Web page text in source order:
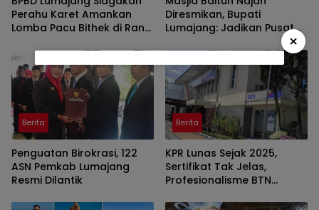
Perahu Karet Amankan
Lomba Pacu Bithek di Ranu
Diresmikan, Bupati
Lumajang: Jadikan Pusat
Berita
Penguatan Birokrasi, 122
ASN Pemkab Lumajang
Resmi Dilantik
Berita
KPR Lunas Sejak 2025,
Sertifikat Tak Jelas,
Profesionalisme BTN
×